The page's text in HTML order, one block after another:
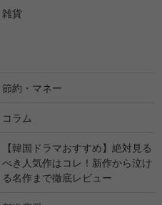
雑貨
節約・マネー
コラム
【韓国ドラマおすすめ】絶対見る
べき人気作はコレ！新作から泣け
る名作まで徹底レビュー